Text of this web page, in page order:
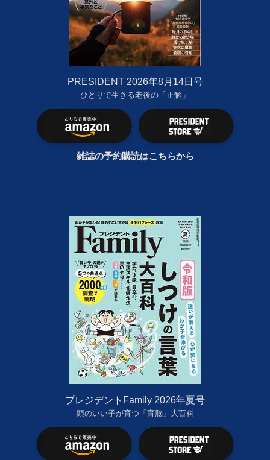
PRESIDENT 2026年8月14日号
ひとりで生きる老後の「正解」
雑誌の予約購読はこちらから
プレジデントFamily 2026年夏号
頭のいい子が育つ「育脳」大百科